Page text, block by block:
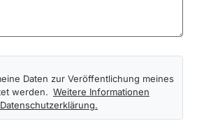
Daten zur Veröffentlichung meines
werden. Weitere Informationen